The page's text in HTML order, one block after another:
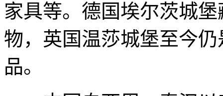
家具等。德国埃尔茨城
物，英国温莎城堡至今
品。